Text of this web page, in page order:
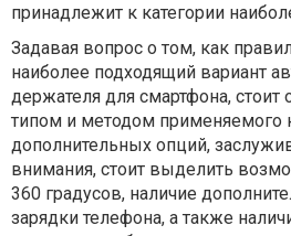
принадлежит к категории
Задавая вопрос о том, как
наиболее подходящий вариант
держателя для смартфона, стоит
типом и методом применяемого
дополнительных опций,
внимания, стоит выделить
360 градусов, наличие
зарядки телефона, а также